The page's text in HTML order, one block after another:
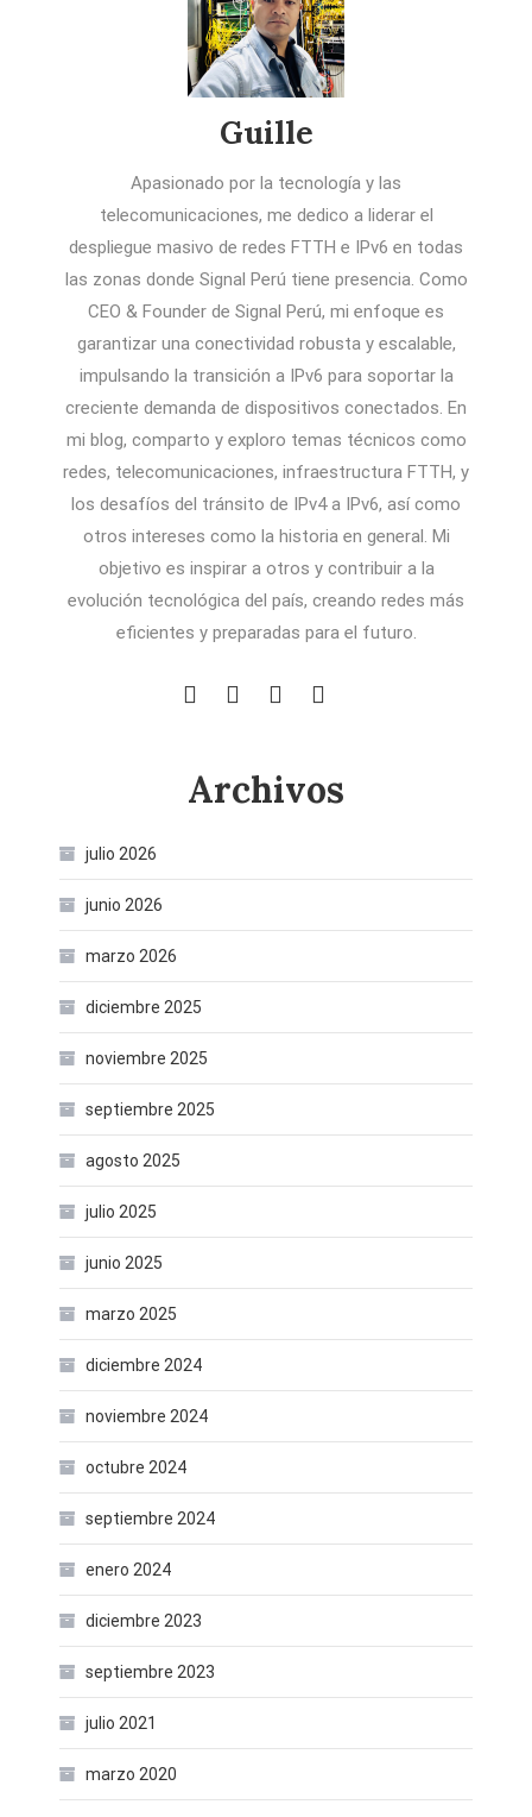
Guille
Apasionado por la tecnología y las
telecomunicaciones, me dedico a liderar el
despliegue masivo de redes FTTH e IPv6 en todas
las zonas donde Signal Perú tiene presencia. Como
CEO & Founder de Signal Perú, mi enfoque es
garantizar una conectividad robusta y escalable,
impulsando la transición a IPv6 para soportar la
creciente demanda de dispositivos conectados. En
mi blog, comparto y exploro temas técnicos como
redes, telecomunicaciones, infraestructura FTTH, y
los desafíos del tránsito de IPv4 a IPv6, así como
otros intereses como la historia en general. Mi
objetivo es inspirar a otros y contribuir a la
evolución tecnológica del país, creando redes más
eficientes y preparadas para el futuro.
Archivos
julio 2026
junio 2026
marzo 2026
diciembre 2025
noviembre 2025
septiembre 2025
agosto 2025
julio 2025
junio 2025
marzo 2025
diciembre 2024
noviembre 2024
octubre 2024
septiembre 2024
enero 2024
diciembre 2023
septiembre 2023
julio 2021
marzo 2020